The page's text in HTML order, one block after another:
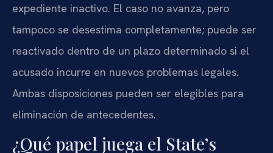
expediente inactivo. El caso no avanza, pero
tampoco se desestima completamente; puede ser
reactivado dentro de un plazo determinado si el
acusado incurre en nuevos problemas legales.
Ambas disposiciones pueden ser elegibles para
eliminación de antecedentes.
¿Qué papel juega el State’s